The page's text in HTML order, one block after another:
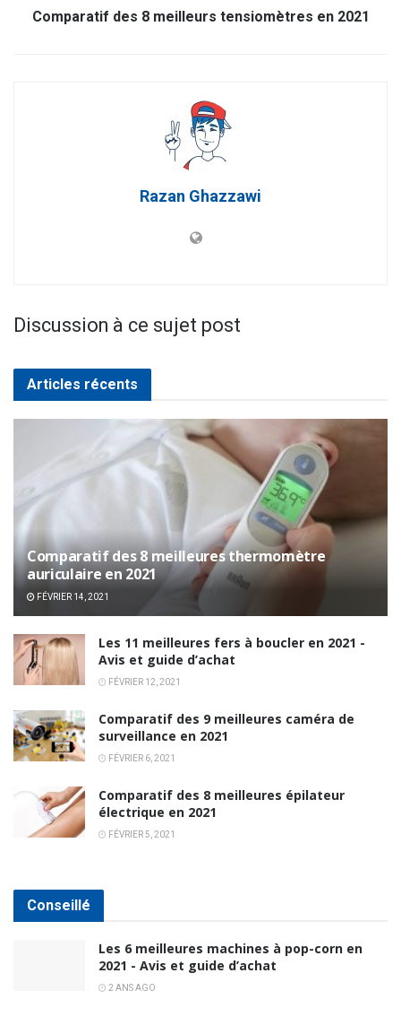
Comparatif des 8 meilleurs tensiomètres en 2021
Razan Ghazzawi
Discussion à ce sujet post
Articles récents
Comparatif des 8 meilleures thermomètre
auriculaire en 2021
FÉVRIER 14, 2021
Les 11 meilleures fers à boucler en 2021 -
Avis et guide d’achat
FÉVRIER 12, 2021
Comparatif des 9 meilleures caméra de
surveillance en 2021
FÉVRIER 6, 2021
Comparatif des 8 meilleures épilateur
électrique en 2021
FÉVRIER 5, 2021
Conseillé
Les 6 meilleures machines à pop-corn en
2021 - Avis et guide d’achat
2 ANS AGO